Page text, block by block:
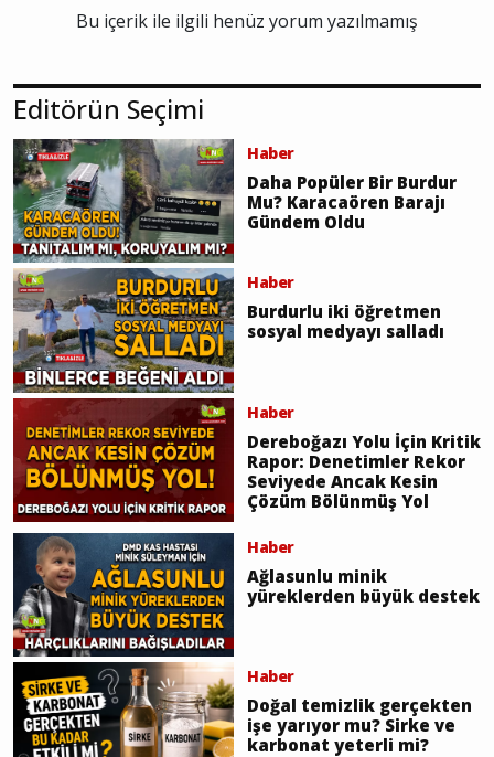
Bu içerik ile ilgili henüz yorum yazılmamış
Editörün Seçimi
Haber
Daha Popüler Bir Burdur
Mu? Karacaören Barajı
Gündem Oldu
Haber
Burdurlu iki öğretmen
sosyal medyayı salladı
Haber
Dereboğazı Yolu İçin Kritik
Rapor: Denetimler Rekor
Seviyede Ancak Kesin
Çözüm Bölünmüş Yol
Haber
Ağlasunlu minik
yüreklerden büyük destek
Haber
Doğal temizlik gerçekten
işe yarıyor mu? Sirke ve
karbonat yeterli mi?